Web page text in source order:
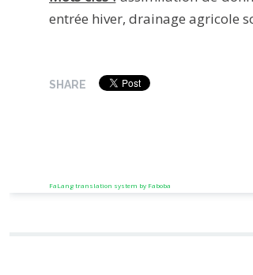
entrée hiver, drainage agricole
SHARE
FaLang translation system by Faboba